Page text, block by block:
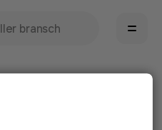
kan avhjälpa det.